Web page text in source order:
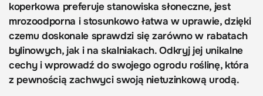
koperkowa preferuje stanowiska słoneczne, jest
mrozoodporna i stosunkowo łatwa w uprawie, dzięki
czemu doskonale sprawdzi się zarówno w rabatach
bylinowych, jak i na skalniakach. Odkryj jej unikalne
cechy i wprowadź do swojego ogrodu roślinę, która
z pewnością zachwyci swoją nietuzinkową urodą.